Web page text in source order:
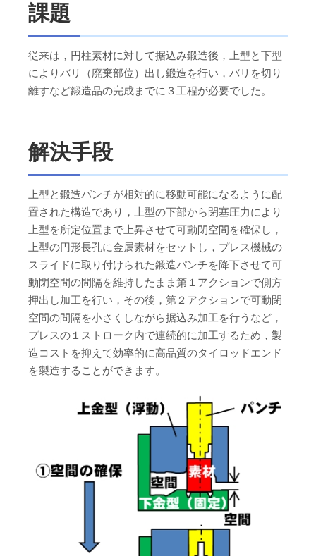
課題
従来は，円柱素材に対して据込み鍛造後，上型と下型
によりバリ（廃棄部位）出し鍛造を行い，バリを切り
離すなど鍛造品の完成までに３工程が必要でした。
解決手段
上型と鍛造パンチが相対的に移動可能になるように配
置された構造であり，上型の下部から閉塞圧力により
上型を所定位置まで上昇させて可動閉空間を確保し，
上型の円形長孔に金属素材をセットし，プレス機械の
スライドに取り付けられた鍛造パンチを降下させて可
動閉空間の間隔を維持したまま第１アクションで側方
押出し加工を行い，その後，第２アクションで可動閉
空間の間隔を小さくしながら据込み加工を行うなど，
プレスの１ストローク内で連続的に加工するため，製
造コストを抑えて効率的に高品質のタイロッドエンド
を製造することができます。